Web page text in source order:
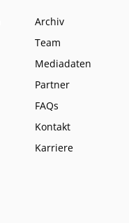
Archiv
Team
Mediadaten
Partner
FAQs
Kontakt
Karriere